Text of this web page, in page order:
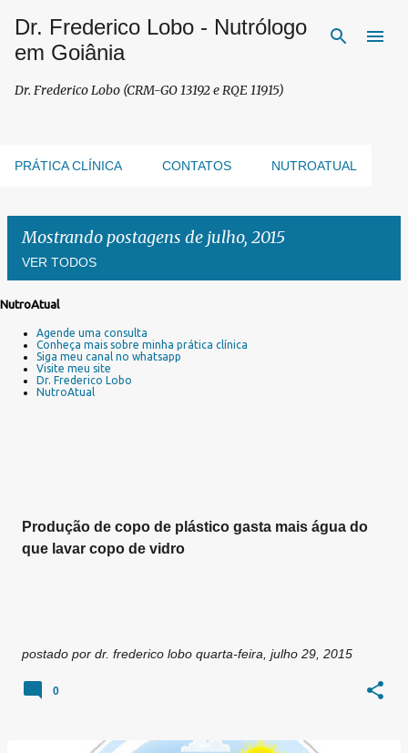
Pular para o conteúdo principal
Dr. Frederico Lobo - Nutrólogo
em Goiânia
Dr. Frederico Lobo (CRM-GO 13192 e RQE 11915)
PRÁTICA CLÍNICA CONTATOS NUTROATUAL
Mostrando postagens de julho, 2015
VER TODOS
NutroAtual
Agende uma consulta
Conheça mais sobre minha prática clínica
Siga meu canal no whatsapp
Visite meu site
Dr. Frederico Lobo
NutroAtual
Produção de copo de plástico gasta mais água do
que lavar copo de vidro
postado por dr. frederico lobo quarta-feira, julho 29, 2015
0